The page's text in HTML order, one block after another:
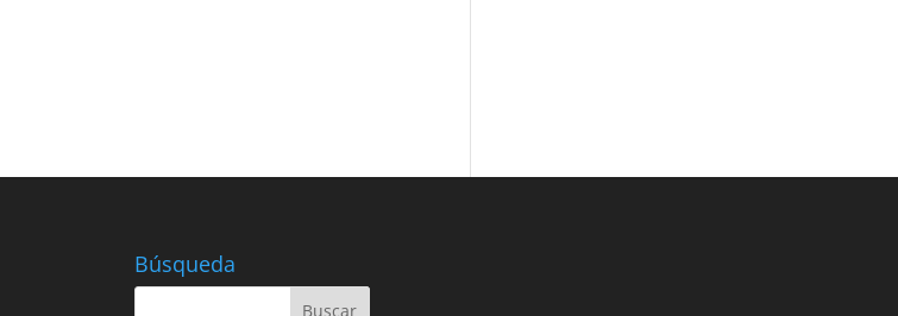
Búsqueda